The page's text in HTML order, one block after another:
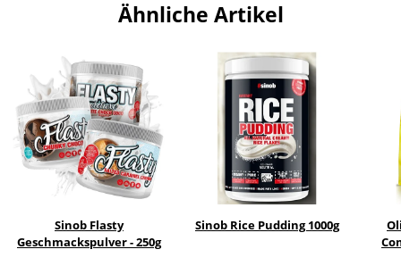
Ähnliche Artikel
Sinob Flasty
Geschmackspulver - 250g
Sinob Rice Pudding 1000g